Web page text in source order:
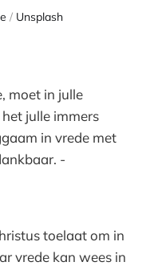
/ Unsplash
moet in julle
julle immers
in vrede met
-
toelaat om in
vrede kan wees in